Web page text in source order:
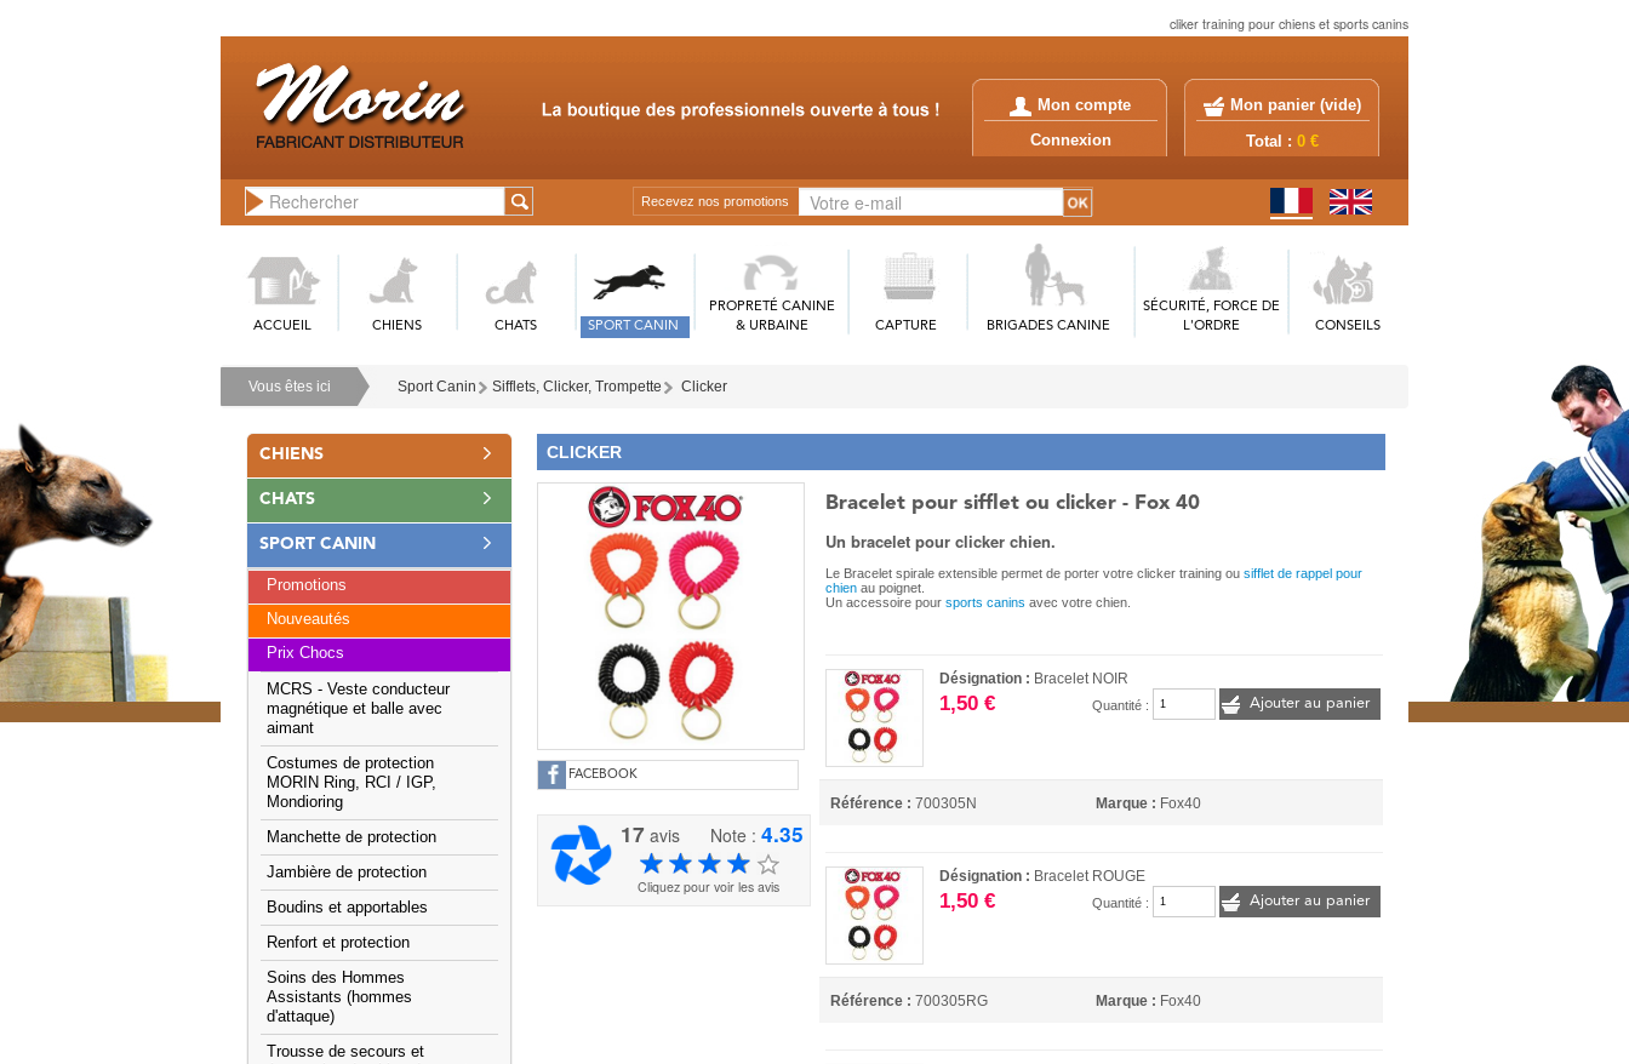
cliker training pour chiens et sports canins
Mon compte
Connexion
Mon panier (vide)
Total : 0 €
Recevez nos promotions
ACCUEIL CHIENS CHATS SPORT CANIN
PROPRETÉ CANINE
& URBAINE
CAPTURE BRIGADES CANINE
SÉCURITÉ, FORCE DE
L'ORDRE
CONSEILS
Vous êtes ici Sport Canin Sifflets, Clicker, Trompette Clicker
CHIENS
CHATS
SPORT CANIN
Promotions
Nouveautés
Prix Chocs
MCRS - Veste conducteur
magnétique et balle avec
aimant
Costumes de protection
MORIN Ring, RCI / IGP,
Mondioring
Manchette de protection
Jambière de protection
Boudins et apportables
Renfort et protection
Soins des Hommes
Assistants (hommes
d'attaque)
Trousse de secours et
CLICKER
FACEBOOK
17 avis Note :4.35
Cliquez pour voir les avis
Bracelet pour sifflet ou clicker - Fox 40
Un bracelet pour clicker chien.
Le Bracelet spirale extensible permet de porter votre clicker training ousifflet de rappel pour
chien au poignet.
Un accessoire poursports canins avec votre chien.
Désignation : Bracelet NOIR
1,50 € Quantité : Ajouter au panier
Référence : 700305N Marque : Fox40
Désignation : Bracelet ROUGE
1,50 € Quantité : Ajouter au panier
Référence : 700305RG Marque : Fox40